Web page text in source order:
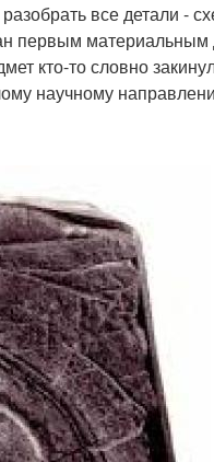
все детали -
первым материальным
кто-то словно
научному